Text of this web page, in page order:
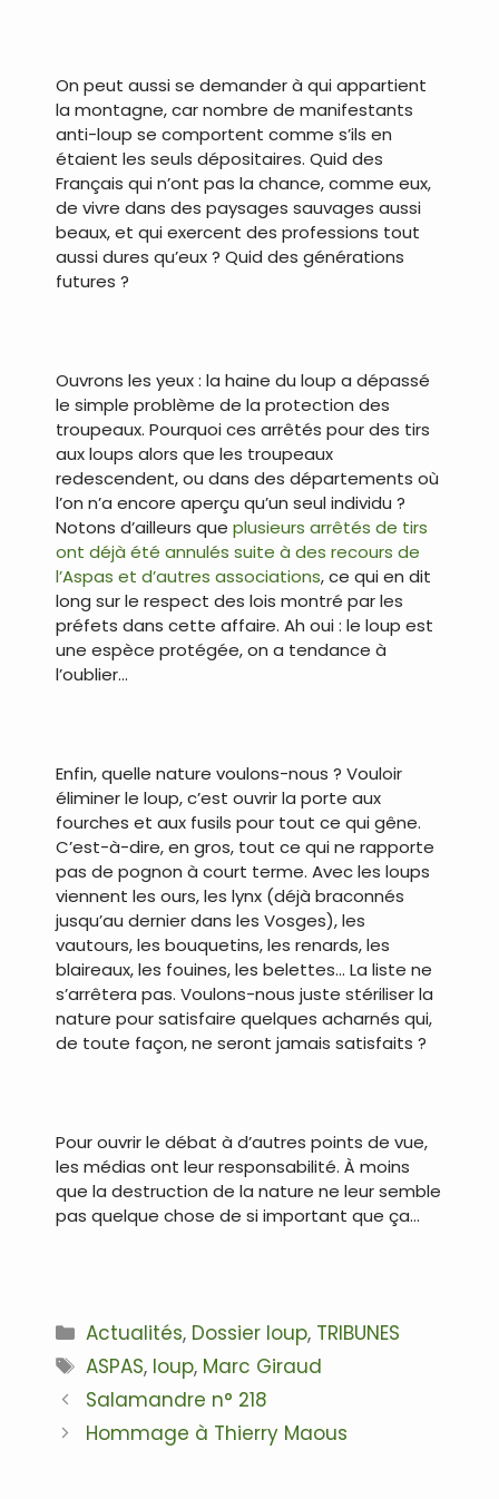
On peut aussi se demander à qui appartient
la montagne, car nombre de manifestants
anti-loup se comportent comme s’ils en
étaient les seuls dépositaires. Quid des
Français qui n’ont pas la chance, comme eux,
de vivre dans des paysages sauvages aussi
beaux, et qui exercent des professions tout
aussi dures qu’eux ? Quid des générations
futures ?
Ouvrons les yeux : la haine du loup a dépassé
le simple problème de la protection des
troupeaux. Pourquoi ces arrêtés pour des tirs
aux loups alors que les troupeaux
redescendent, ou dans des départements où
l’on n’a encore aperçu qu’un seul individu ?
Notons d’ailleurs que plusieurs arrêtés de tirs
ont déjà été annulés suite à des recours de
l’Aspas et d’autres associations, ce qui en dit
long sur le respect des lois montré par les
préfets dans cette affaire. Ah oui : le loup est
une espèce protégée, on a tendance à
l’oublier…
Enfin, quelle nature voulons-nous ? Vouloir
éliminer le loup, c’est ouvrir la porte aux
fourches et aux fusils pour tout ce qui gêne.
C’est-à-dire, en gros, tout ce qui ne rapporte
pas de pognon à court terme. Avec les loups
viennent les ours, les lynx (déjà braconnés
jusqu’au dernier dans les Vosges), les
vautours, les bouquetins, les renards, les
blaireaux, les fouines, les belettes… La liste ne
s’arrêtera pas. Voulons-nous juste stériliser la
nature pour satisfaire quelques acharnés qui,
de toute façon, ne seront jamais satisfaits ?
Pour ouvrir le débat à d’autres points de vue,
les médias ont leur responsabilité. À moins
que la destruction de la nature ne leur semble
pas quelque chose de si important que ça…
Catégories
Actualités, Dossier loup, TRIBUNES
Étiquettes
ASPAS, loup, Marc Giraud
Navigation
des
Salamandre n° 218
Hommage à Thierry Maous